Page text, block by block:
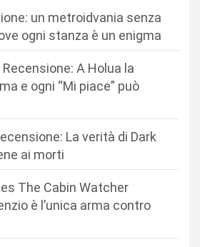
un metroidvania senza
ogni stanza è un enigma
A Holua la
e ogni “Mi piace” può
La verità di Dark
ai morti
The Cabin Watcher
è l’unica arma contro